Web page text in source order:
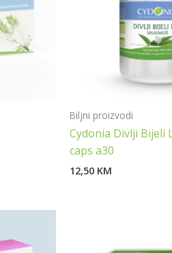
Biljni proizvodi
Cydonia Divlji Bijeli
caps a30
12,50 KM